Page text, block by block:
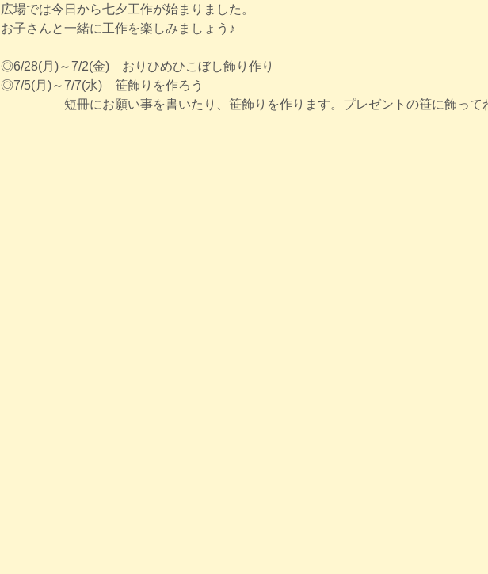
広場では今日から七夕工作が始まりました。
お子さんと一緒に工作を楽しみましょう♪
◎6/28(月)～7/2(金)　おりひめひこぼし飾り作り
◎7/5(月)～7/7(水)　笹飾りを作ろう
短冊にお願い事を書いたり、笹飾りを作ります。プレゼントの笹に飾って